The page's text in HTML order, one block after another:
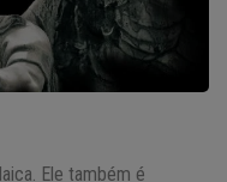
Ele também é